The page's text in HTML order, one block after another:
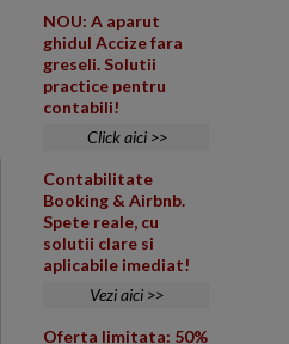
NOU: A aparut
ghidul Accize fara
greseli. Solutii
practice pentru
contabili!
Click aici >>
Contabilitate
Booking & Airbnb.
Spete reale, cu
solutii clare si
aplicabile imediat!
Vezi aici >>
Oferta limitata: 50%